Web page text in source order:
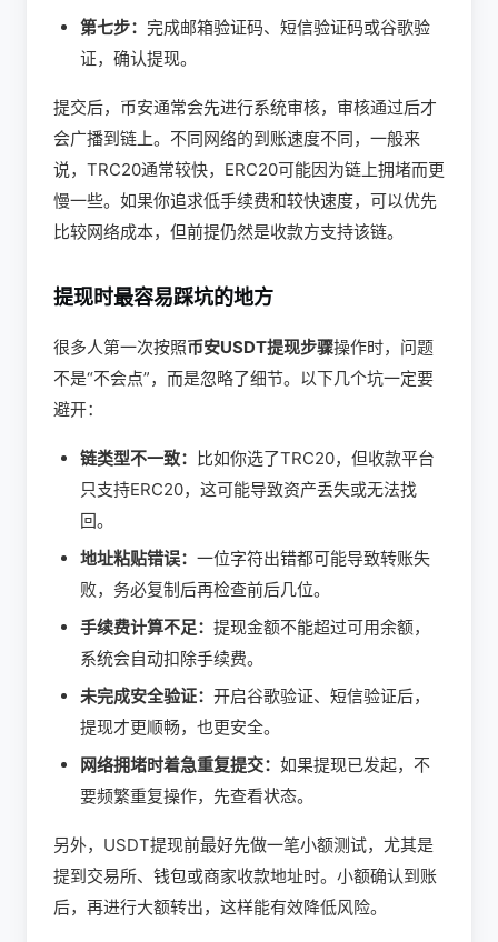
第七步： 完成邮箱验证码、短信验证码或谷歌验
证，确认提现。
提交后，币安通常会先进行系统审核，审核通过后才
会广播到链上。不同网络的到账速度不同，一般来
说，TRC20通常较快，ERC20可能因为链上拥堵而更
慢一些。如果你追求低手续费和较快速度，可以优先
比较网络成本，但前提仍然是收款方支持该链。
提现时最容易踩坑的地方
很多人第一次按照币安USDT提现步骤操作时，问题
不是“不会点”，而是忽略了细节。以下几个坑一定要
避开：
链类型不一致： 比如你选了TRC20，但收款平台
只支持ERC20，这可能导致资产丢失或无法找
回。
地址粘贴错误： 一位字符出错都可能导致转账失
败，务必复制后再检查前后几位。
手续费计算不足： 提现金额不能超过可用余额，
系统会自动扣除手续费。
未完成安全验证： 开启谷歌验证、短信验证后，
提现才更顺畅，也更安全。
网络拥堵时着急重复提交： 如果提现已发起，不
要频繁重复操作，先查看状态。
另外，USDT提现前最好先做一笔小额测试，尤其是
提到交易所、钱包或商家收款地址时。小额确认到账
后，再进行大额转出，这样能有效降低风险。